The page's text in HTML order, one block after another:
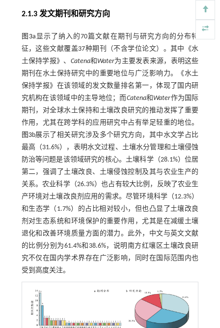
2.1.3 发文期刊和研究方向
图3a显示了纳入的70篇文献在期刊与研究方向的分布特
征，这些文献覆盖37种期刊（不含学位论文）。其中《水
土保持学报》、 Catena和Water为主要发表来源，表明这些
期刊在水土保持研究中的重要地位与广泛影响力。《水土
保持学报》在该领域的发文数量排名第一，体现了国内研
究机构在该领域中的主导地位；而Catena和Water作为国际
期刊，对全球水土保持和土壤改良研究的推动发挥了重要
作用，尤其在跨学科的应用研究中占有举足轻重的地位。
图3b展示了相关研究涉及多个研究方向，其中水文学占比
最高（31.6%），表明水文过程、土壤水分管理和土壤侵蚀
防治等问题是该领域研究的核心。土壤科学（28.1%）位居
第二，强调了土壤改良、土壤侵蚀控制及其与农业生产的
关系。农业科学（26.3%）也占有较大比例，反映了农业生
产环境对土壤改良剂应用的需求。尽管环境科学（12.3%）
和生态学（1.7%）的占比相对较小，但也凸显了土壤改良
剂对生态系统和环境保护的重要作用，尤其是在减缓土壤
退化和改善环境质量方面的潜力。此外，中文与英文文献
的比例分别为61.4%和38.6%，说明南方红壤区土壤改良研
究不仅在国内学术界存在广泛影响，同时在国际范围内也
受到高度关注。